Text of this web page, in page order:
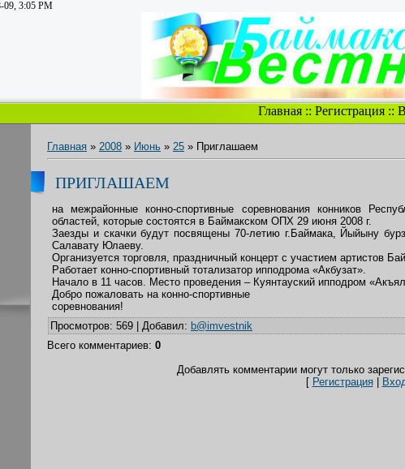
09, 3:05 PM
Главная:: Регистрация::
Главная » 2008 » Июнь » 25 » Приглашаем
ПРИГЛАШАЕМ
на межрайонные конно-спортивные соревнования конников
областей, которые состоятся в Баймакском ОПХ 29 июня 2008 г.
Заезды и скачки будут посвящены 70-летию г.Баймака, Йыйыну
Салавату Юлаеву.
Организуется торговля, праздничный концерт с участием артистов
Работает конно-спортивный тотализатор ипподрома «Акбузат».
Начало в 11 часов. Место проведения – Куянтауский ипподром
Добро пожаловать на конно-спортивные
соревнования!
Просмотров: 569 | Добавил: b@imvestnik
Всего комментариев: 0
Добавлять комментарии могут только
[ Регистрация|